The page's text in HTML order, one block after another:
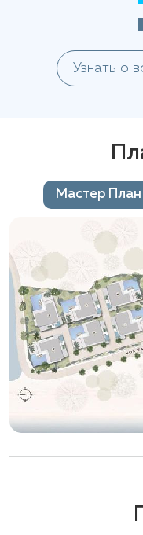
Узнать о
Мастер План